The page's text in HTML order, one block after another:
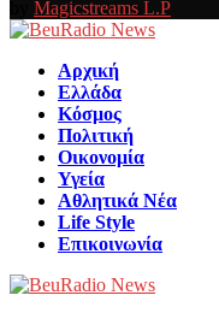
Magicstreams L.P
Αρχική
Ελλάδα
Κόσμος
Πολιτική
Οικονομία
Υγεία
Αθλητικά Νέα
Life Style
Επικοινωνία